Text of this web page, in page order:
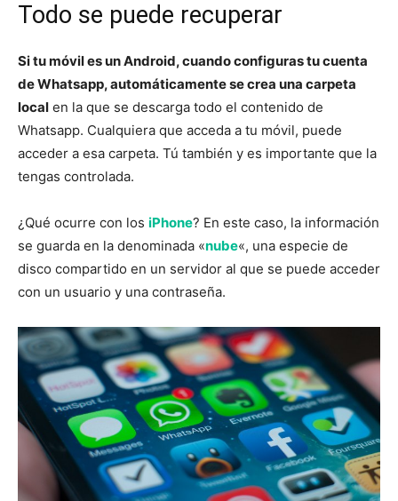
Todo se puede recuperar
Si tu móvil es un Android, cuando configuras tu cuenta
de Whatsapp, automáticamente se crea una carpeta
local en la que se descarga todo el contenido de
Whatsapp. Cualquiera que acceda a tu móvil, puede
acceder a esa carpeta. Tú también y es importante que la
tengas controlada.
¿Qué ocurre con los iPhone? En este caso, la información
se guarda en la denominada «nube«, una especie de
disco compartido en un servidor al que se puede acceder
con un usuario y una contraseña.